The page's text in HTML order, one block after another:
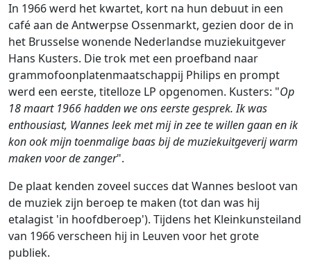
In 1966 werd het kwartet, kort na hun debuut in een
café aan de Antwerpse Ossenmarkt, gezien door de in
het Brusselse wonende Nederlandse muziekuitgever
Hans Kusters. Die trok met een proefband naar
grammofoonplatenmaatschappij Philips en prompt
werd een eerste, titelloze LP opgenomen. Kusters: "Op
18 maart 1966 hadden we ons eerste gesprek. Ik was
enthousiast, Wannes leek met mij in zee te willen gaan en ik
kon ook mijn toenmalige baas bij de muziekuitgeverij warm
maken voor de zanger".
De plaat kenden zoveel succes dat Wannes besloot van
de muziek zijn beroep te maken (tot dan was hij
etalagist 'in hoofdberoep'). Tijdens het Kleinkunsteiland
van 1966 verscheen hij in Leuven voor het grote
publiek.